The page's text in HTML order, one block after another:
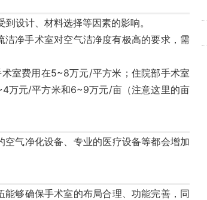
设计、材料选择等因素的影响。
净手术室对空气洁净度有极高的要求，需
室费用在5~8万元/平方米；住院部手术室
万元/平方米和6~9万元/亩（注意这里的亩
气净化设备、专业的医疗设备等都会增加
够确保手术室的布局合理、功能完善，同